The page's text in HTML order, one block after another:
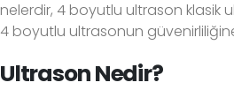
nelerdir, 4 boyutlu ultrason klasik
4 boyutlu ultrasonun
Ultrason Nedir?